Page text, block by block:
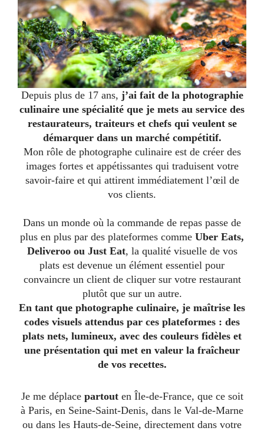
Depuis plus de 17 ans, j’ai fait de la photographie
culinaire une spécialité que je mets au service des
restaurateurs, traiteurs et chefs qui veulent se
démarquer dans un marché compétitif.
Mon rôle de photographe culinaire est de créer des
images fortes et appétissantes qui traduisent votre
savoir-faire et qui attirent immédiatement l’œil de
vos clients.
Dans un monde où la commande de repas passe de
plus en plus par des plateformes comme Uber Eats,
Deliveroo ou Just Eat, la qualité visuelle de vos
plats est devenue un élément essentiel pour
convaincre un client de cliquer sur votre restaurant
plutôt que sur un autre.
En tant que photographe culinaire, je maîtrise les
codes visuels attendus par ces plateformes : des
plats nets, lumineux, avec des couleurs fidèles et
une présentation qui met en valeur la fraîcheur
de vos recettes.
Je me déplace partouten Île-de-France, que ce soit
à Paris, en Seine-Saint-Denis, dans le Val-de-Marne
ou dans les Hauts-de-Seine, directement dans votre